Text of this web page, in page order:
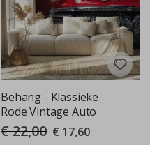
Behang - Klassieke
Rode Vintage Auto
€ 22,00 Special
Price
€ 17,60